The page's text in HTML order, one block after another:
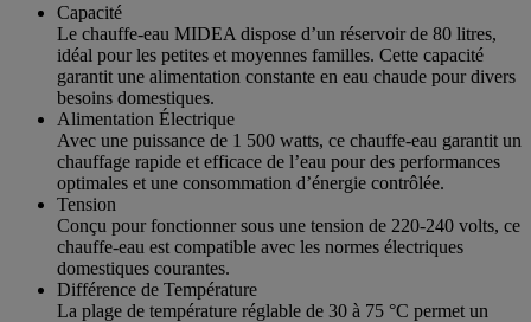
Capacité
Le chauffe-eau MIDEA dispose d’un réservoir de 80 litres,
idéal pour les petites et moyennes familles. Cette capacité
garantit une alimentation constante en eau chaude pour divers
besoins domestiques.
Alimentation Électrique
Avec une puissance de 1 500 watts, ce chauffe-eau garantit un
chauffage rapide et efficace de l’eau pour des performances
optimales et une consommation d’énergie contrôlée.
Tension
Conçu pour fonctionner sous une tension de 220-240 volts, ce
chauffe-eau est compatible avec les normes électriques
domestiques courantes.
Différence de Température
La plage de température réglable de 30 à 75 °C permet un